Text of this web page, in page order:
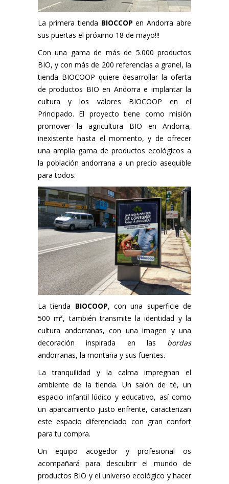
La primera tienda BIOCCOP en Andorra abre
sus puertas el próximo 18 de mayo!!!
Con una gama de más de 5.000 productos
BIO, y con más de 200 referencias a granel, la
tienda BIOCOOP quiere desarrollar la oferta
de productos BIO en Andorra e implantar la
cultura y los valores BIOCOOP en el
Principado. El proyecto tiene como misión
promover la agricultura BIO en Andorra,
inexistente hasta el momento, y de ofrecer
una amplia gama de productos ecológicos a
la población andorrana a un precio asequible
para todos.
La tienda BIOCOOP, con una superficie de
500 m², también transmite la identidad y la
cultura andorranas, con una imagen y una
decoración inspirada en las bordas
andorranas, la montaña y sus fuentes.
La tranquilidad y la calma impregnan el
ambiente de la tienda. Un salón de té, un
espacio infantil lúdico y educativo, así como
un aparcamiento justo enfrente, caracterizan
este espacio diferenciado con gran confort
para tu compra.
Un equipo acogedor y profesional os
acompañará para descubrir el mundo de
productos BIO y el universo ecológico y hacer